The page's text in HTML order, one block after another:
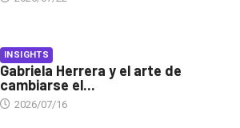
INSIGHTS
Gabriela Herrera y el arte de
cambiarse el...
2026/07/16